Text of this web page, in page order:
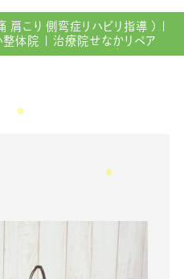
肩こり 側弯症リハビリ指導 ) |
体院 | 治療院せなかリペア